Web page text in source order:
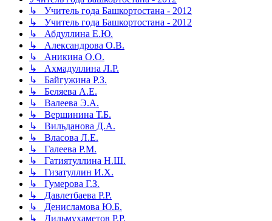
↳ Учитель года Башкортостана - 2012
↳ Учитель года Башкортостана - 2012
↳ Абдуллина Е.Ю.
↳ Александрова О.В.
↳ Аникина О.О.
↳ Ахмадуллина Л.Р.
↳ Байгужина Р.З.
↳ Беляева А.Е.
↳ Валеева Э.А.
↳ Вершинина Т.Б.
↳ Вильданова Д.А.
↳ Власова Л.Е.
↳ Галеева Р.М.
↳ Гатиятуллина Н.Ш.
↳ Гизатуллин И.Х.
↳ Гумерова Г.З.
↳ Давлетбаева Р.Р.
↳ Денисламова Ю.Б.
↳ Дильмухаметов Р.Р.